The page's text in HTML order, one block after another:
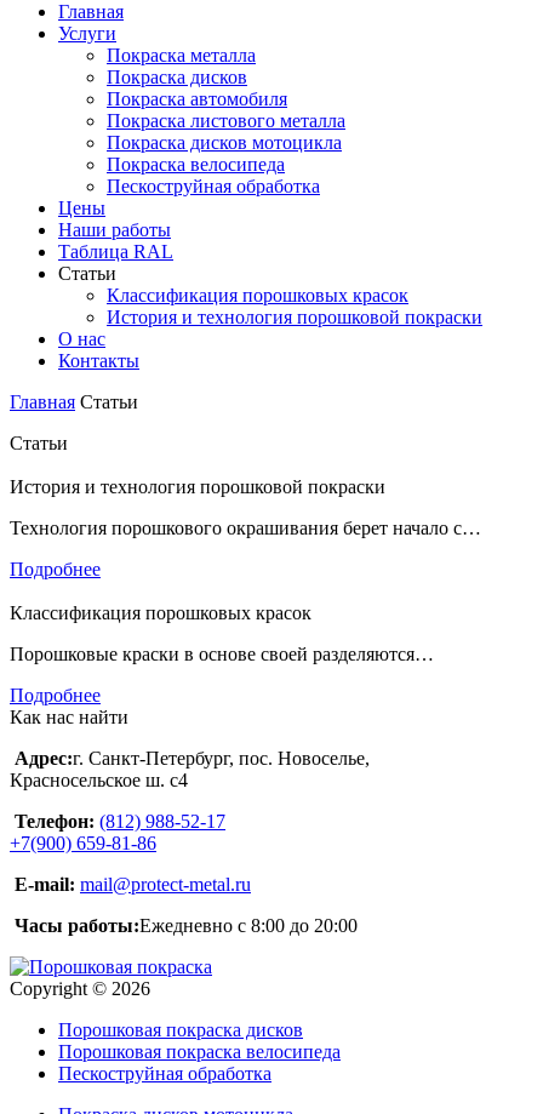
Главная
Услуги
Покраска металла
Покраска дисков
Покраска автомобиля
Покраска листового металла
Покраска дисков мотоцикла
Покраска велосипеда
Пескоструйная обработка
Цены
Наши работы
Таблица RAL
Статьи
Классификация порошковых красок
История и технология порошковой покраски
О нас
Контакты
Главная Статьи
Статьи
История и технология порошковой покраски
Технология порошкового окрашивания берет начало с…
Подробнее
Классификация порошковых красок
Порошковые краски в основе своей разделяются…
Подробнее
Как нас найти
Адрес:г. Санкт-Петербург, пос. Новоселье,
Красносельское ш. c4
Телефон: (812) 988-52-17
+7(900) 659-81-86
E-mail: mail@protect-metal.ru
Часы работы:Ежедневно с 8:00 до 20:00
Copyright © 2026
Порошковая покраска дисков
Порошковая покраска велосипеда
Пескоструйная обработка